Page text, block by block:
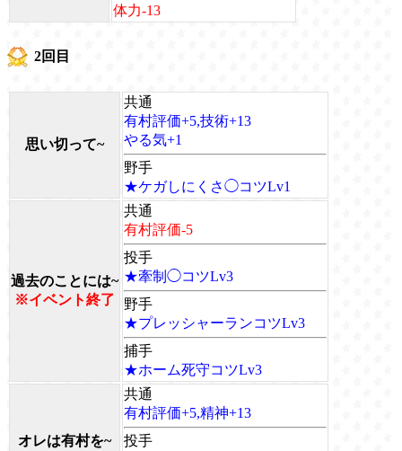
体力-13
2回目
思い切って~
共通
有村評価+5,技術+13
やる気+1
野手
★ケガしにくさ◯コツLv1
過去のことには~
※イベント終了
共通
有村評価-5
投手
★牽制◯コツLv3
野手
★プレッシャーランコツLv3
捕手
★ホーム死守コツLv3
オレは有村を~
共通
有村評価+5,精神+13
投手